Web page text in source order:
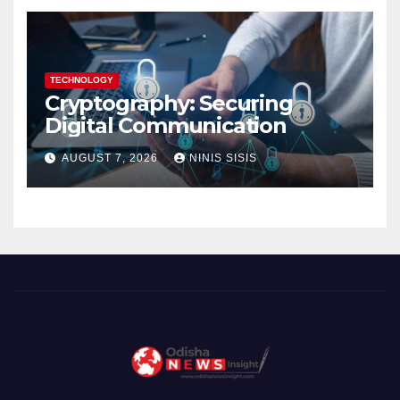
TECHNOLOGY
Cryptography: Securing
Digital Communication
AUGUST 7, 2026 NINIS SISIS